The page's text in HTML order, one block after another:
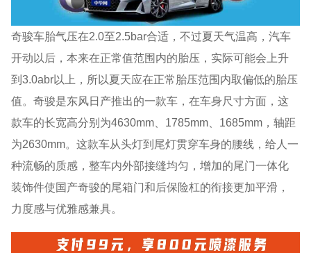
奇骏车胎气压在2.0至2.5bar合适，不过夏天气温高，汽车
开动以后，本来在正常值范围内的胎压，实际可能会上升
到3.0abr以上，所以夏天应在正常胎压范围内取偏低的胎压
值。奇骏是东风日产推出的一款车，在车身尺寸方面，这
款车的长宽高分别为4630mm、1785mm、1685mm，轴距
为2630mm。这款车从头灯到尾灯贯穿车身的腰线，给人一
种流畅的质感，整车内外部接缝均匀，增加的尾门一体化
装饰件使国产奇骏的尾箱门和后保险杠的衔接更加平滑，
力度感与优雅感兼具。